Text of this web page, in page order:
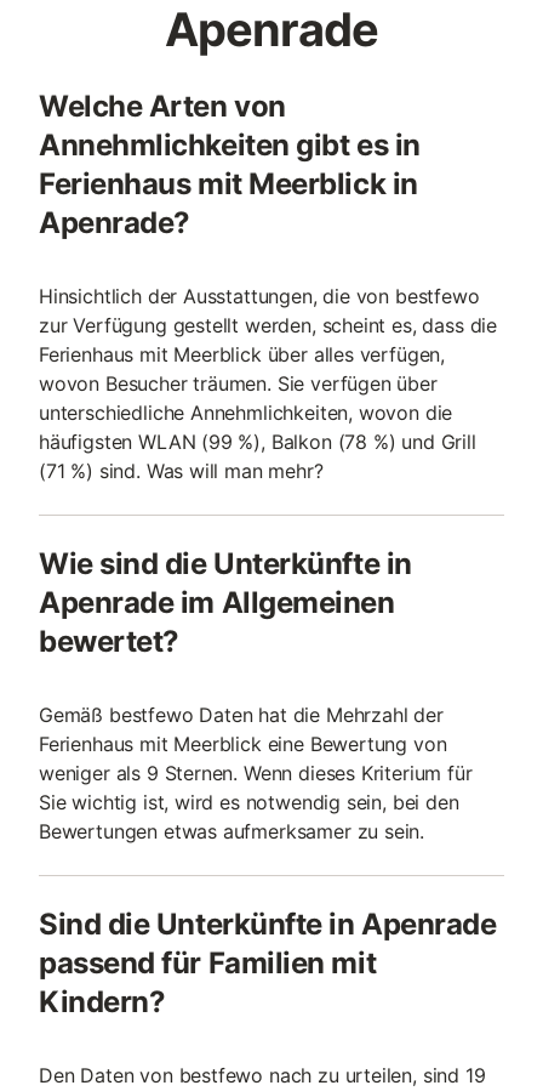
Apenrade
Welche Arten von
Annehmlichkeiten gibt es in
Ferienhaus mit Meerblick in
Apenrade?
Hinsichtlich der Ausstattungen, die von bestfewo
zur Verfügung gestellt werden, scheint es, dass die
Ferienhaus mit Meerblick über alles verfügen,
wovon Besucher träumen. Sie verfügen über
unterschiedliche Annehmlichkeiten, wovon die
häufigsten WLAN (99 %), Balkon (78 %) und Grill
(71 %) sind. Was will man mehr?
Wie sind die Unterkünfte in
Apenrade im Allgemeinen
bewertet?
Gemäß bestfewo Daten hat die Mehrzahl der
Ferienhaus mit Meerblick eine Bewertung von
weniger als 9 Sternen. Wenn dieses Kriterium für
Sie wichtig ist, wird es notwendig sein, bei den
Bewertungen etwas aufmerksamer zu sein.
Sind die Unterkünfte in Apenrade
passend für Familien mit
Kindern?
Den Daten von bestfewo nach zu urteilen, sind 19